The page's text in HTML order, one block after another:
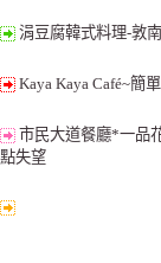
涓豆腐韓式料理-敦
Kaya Kaya Café~簡
市民大道餐廳*一品
點失望